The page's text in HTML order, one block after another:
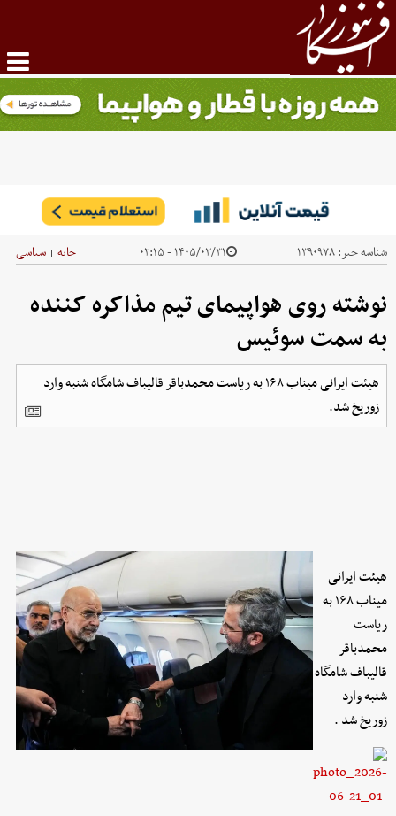
شناسه خبر:۱۳۹۰۹۷۸ ۱۴۰۵/۰۳/۳۱ - ۰۲:۱۵ خانه | سیاسی
نوشته روی هواپیمای تیم مذاکره کننده
به سمت سوئیس
هیئت ایرانی میناب ۱۶۸ به ریاست محمدباقر قالیباف شامگاه شنبه وارد
زوریخ شد.
هیئت ایرانی
میناب ۱۶۸ به
ریاست
محمدباقر
قالیباف شامگاه
شنبه وارد
زوریخ شد .